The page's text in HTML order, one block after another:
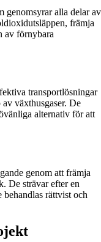
genomsyrar alla delar av
främja
av förnybara
transportlösningar
växthusgaser. De
alternativ för att
genom att främja
De strävar efter en
rättvist och